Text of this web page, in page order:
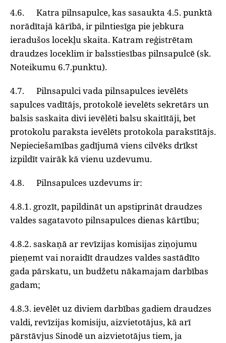
4.6. Katra pilnsapulce, kas sasaukta 4.5. punktā
norādītajā kārībā, ir pilntiesīga pie jebkura
ieradušos locekļu skaita. Katram reģistrētam
draudzes loceklim ir balsstiesības pilnsapulcē (sk.
Noteikumu 6.7.punktu).
4.7. Pilnsapulci vada pilnsapulces ievēlēts
sapulces vadītājs, protokolē ievelēts sekretārs un
balsis saskaita divi ievēlēti balsu skaitītāji, bet
protokolu paraksta ievēlēts protokola parakstītājs.
Nepieciešamības gadījumā viens cilvēks drīkst
izpildīt vairāk kā vienu uzdevumu.
4.8. Pilnsapulces uzdevums ir:
4.8.1. grozīt, papildināt un apstiprināt draudzes
valdes sagatavoto pilnsapulces dienas kārtību;
4.8.2. saskaņā ar revīzijas komisijas ziņojumu
pieņemt vai noraidīt draudzes valdes sastādīto
gada pārskatu, un budžetu nākamajam darbības
gadam;
4.8.3. ievēlēt uz diviem darbības gadiem draudzes
valdi, revīzijas komisiju, aizvietotājus, kā arī
pārstāvjus Sinodē un aizvietotājus tiem, ja